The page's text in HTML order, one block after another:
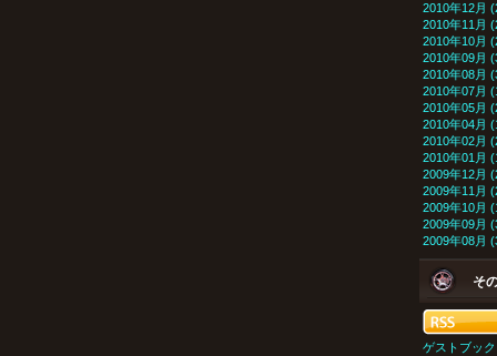
2010年12月
2010年11月
2010年10月
2010年09月
2010年08月
2010年07月
2010年05月
2010年04月
2010年02月
2010年01月
2009年12月
2009年11月
2009年10月
2009年09月
2009年08月
そ
ゲストブック